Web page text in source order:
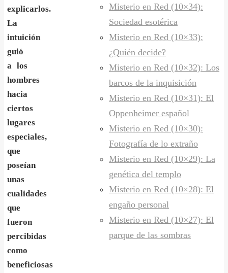
explicarlos.
La
intuición
guió
a los
hombres
hacia
ciertos
lugares
especiales,
que
poseían
unas
cualidades
que
fueron
percibidas
como
beneficiosas
Misterio en Red (10×34):
Sociedad esotérica
Misterio en Red (10×33):
¿Quién decide?
Misterio en Red (10×32): Los
barcos de la inquisición
Misterio en Red (10×31): El
Oppenheimer español
Misterio en Red (10×30):
Fotografía de lo extraño
Misterio en Red (10×29): La
genética del templo
Misterio en Red (10×28): El
engaño personal
Misterio en Red (10×27): El
parque de las sombras